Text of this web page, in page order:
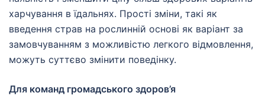
харчування в їдальнях. Прості зміни, такі як
введення страв на рослинній основі як варіант за
замовчуванням з можливістю легкого відмовлення,
можуть суттєво змінити поведінку.
Для команд громадського здоров’я